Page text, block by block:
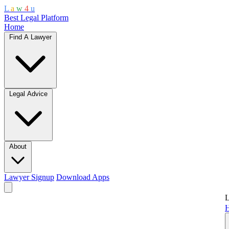
L a w 4 u
Best Legal Platform
Home
Find A Lawyer
Legal Advice
About
Lawyer Signup Download Apps